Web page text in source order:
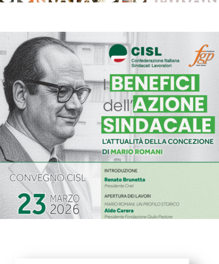
I benefici dell’azione sindacale. L’attualità della concezione di
Mario Romani. Convegno 23 marzo 2026 CNEL
CONVEGNI E SEMINARI